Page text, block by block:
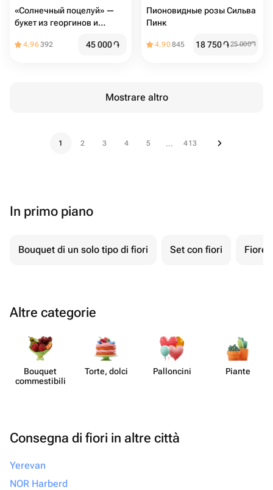
«Солнечный поцелуй» —
букет из георгинов и
4.96392 45 000֏
Пионовидные розы Сильва
Пинк
4.90845 18 750֏25 000֏
Mostrare altro
1 2 3 4 5 ... 413
In primo piano
Bouquet di un solo tipo di fiori Set con fiori Fiore
Altre categorie
Bouquet
commes​tibili
Torte, dolci Pall​oncini Piante
Consegna di fiori in altre città
Yerevan
NOR Harberd